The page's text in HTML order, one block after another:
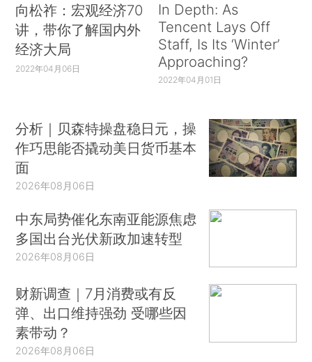
向松祚：宏观经济70
讲，带你了解国内外
经济大局
2022年04月06日
In Depth: As
Tencent Lays Off
Staff, Is Its ‘Winter’
Approaching?
2022年04月01日
分析｜贝森特操盘稳日元，操
作巧思能否撬动美日货币基本
面
2026年08月06日
中东局势催化东南亚能源焦虑
多国出台光伏新政加速转型
2026年08月06日
财新调查｜7月消费或有反
弹、出口维持强劲 受哪些因
素带动？
2026年08月06日